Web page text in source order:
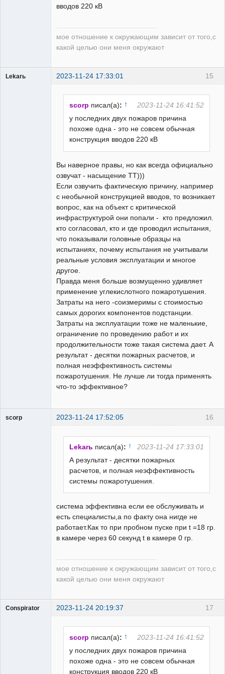
вводов 220 кВ
мое отношение к окружающим зависит от того,с
какой целью они меня окружают
15
Lekarь 2023-11-24 17:33:01
scorp писал(а): ↑
2023-11-24 16:41:52
у последних двух пожаров причина
похоже одна - это не совсем обычная
конструкция вводов 220 кВ
Вы наверное правы, но как всегда официально
озвучат - насыщение ТТ)))
Если озвучить фактическую причину, например
с необычной конструкцией вводов, то возникает
вопрос, как на объект с критической
инфраструктурой они попали - кто предложил.
кто согласовал, кто и где проводил испытания,
что показывали головные образцы на
испытаниях, почему испытания не учитывали
реальные условия эксплуатации и многое
другое.
Правда меня больше возмущенно удивляет
применение углекислотного пожаротушения.
Затраты на него -соизмеримы с стоимостью
самых дорогих компонентов подстанции.
Затраты на эксплуатации тоже не маленькие,
ограничение по проведению работ и их
продолжительности тоже такая система дает. А
результат - десятки пожарных расчетов, и
полная неэффективность системы
пожаротушения. Не лучше ли тогда применять
что-то эффективное?
16
scorp 2023-11-24 17:52:05
Lekarь писал(а): ↑
2023-11-24 17:33:01
А результат - десятки пожарных
расчетов, и полная неэффективность
системы пожаротушения.
система эффективна если ее обслуживать и
есть специалисты,а по факту она нигде не
работает.Как то при пробном пуске при t =18 гр.
в камере через 60 секунд t в камере 0 гр.
мое отношение к окружающим зависит от того,с
какой целью они меня окружают
17
Conspirator 2023-11-24 20:19:37
scorp писал(а): ↑
2023-11-24 16:41:52
у последних двух пожаров причина
похоже одна - это не совсем обычная
конструкция вводов 220 кВ